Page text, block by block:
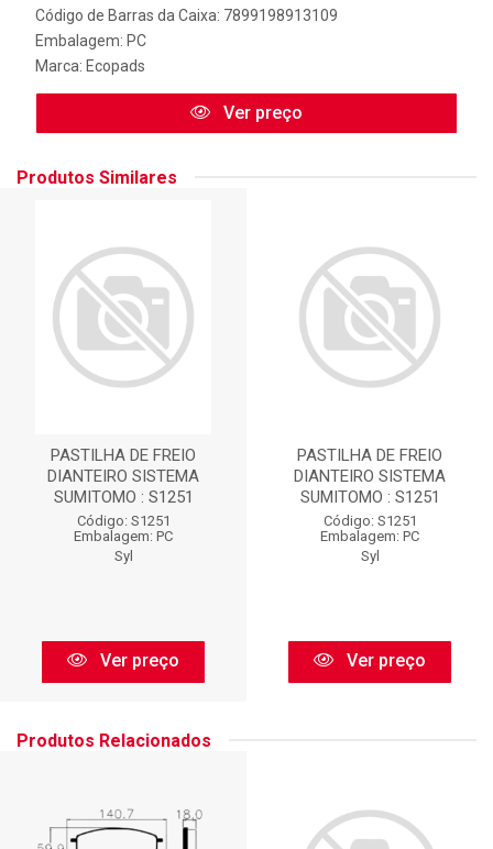
Código de Barras da Caixa: 7899198913109
Embalagem: PC
Marca: Ecopads
Ver preço
Produtos Similares
PASTILHA DE FREIO
DIANTEIRO SISTEMA
SUMITOMO : S1251
Código: S1251
Embalagem: PC
Syl
Ver preço
PASTILHA DE FREIO
DIANTEIRO SISTEMA
SUMITOMO : S1251
Código: S1251
Embalagem: PC
Syl
Ver preço
Produtos Relacionados